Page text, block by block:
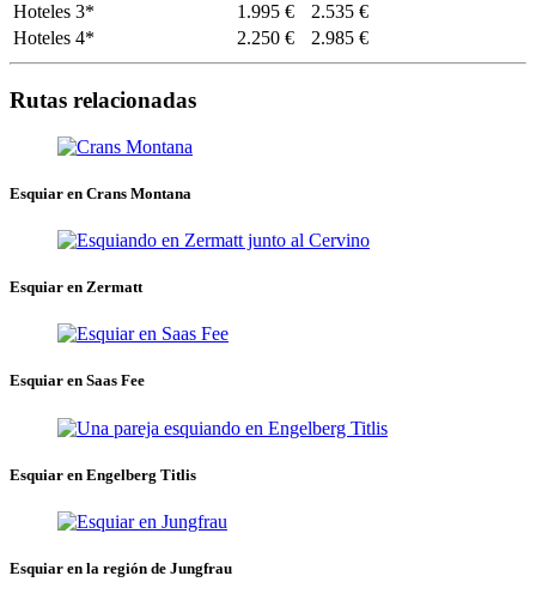
Hoteles 3*
1.995 €
2.535 €
Hoteles 4*
2.250 € 2.985 €
Rutas relacionadas
Esquiar en Crans Montana
Esquiar en Zermatt
Esquiar en Saas Fee
Esquiar en Engelberg Titlis
Esquiar en la región de Jungfrau